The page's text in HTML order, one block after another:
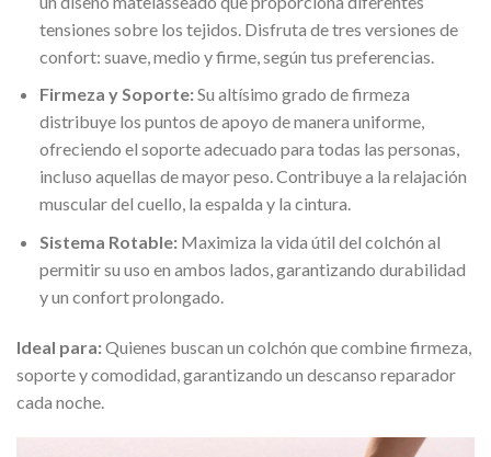
tensiones sobre los tejidos. Disfruta de tres versiones de
confort: suave, medio y firme, según tus preferencias.
Firmeza y Soporte:Su altísimo grado de firmeza
distribuye los puntos de apoyo de manera uniforme,
ofreciendo el soporte adecuado para todas las personas,
incluso aquellas de mayor peso. Contribuye a la relajación
muscular del cuello, la espalda y la cintura.
Sistema Rotable:Maximiza la vida útil del colchón al
permitir su uso en ambos lados, garantizando durabilidad
y un confort prolongado.
Ideal para:Quienes buscan un colchón que combine firmeza,
soporte y comodidad, garantizando un descanso reparador
cada noche.